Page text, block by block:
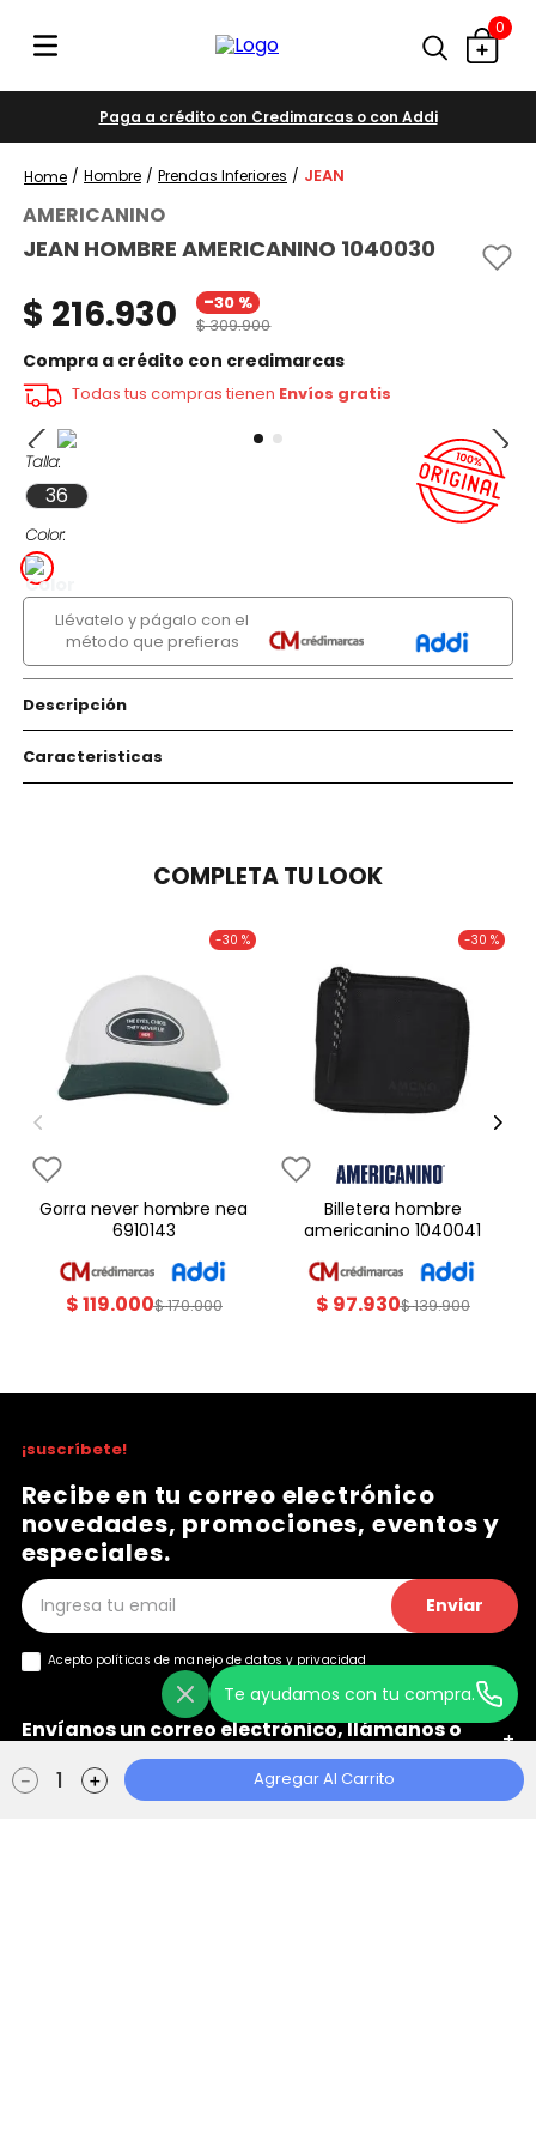
0
Paga a crédito con Credimarcas o con Addi
Hombre Prendas Inferiores JEAN
AMERICANINO
JEAN HOMBRE AMERICANINO 1040030
$ 216.930 -30 %
$309.900
Compra a crédito con credimarcas
Todas tus compras tienen Envíos gratis
Talla
36
Color
Llévatelo y págalo con el
método que prefieras
Descripción
Caracteristicas
＋
－ Agregar Al Carrito
COMPLETA TU LOOK
-30 %
gorra never hombre nea
6910143
$119.000$170.000
-30 %
billetera hombre
americanino 1040041
$ 97.930$139.900
Te ayudamos con tu compra.
¡suscríbete!
Recibe en tu correo electrónico
novedades, promociones, eventos y
especiales.
Enviar
Acepto políticas de manejo dedatos y privacidad
Envíanos un correo electrónico, llámanos o
+
Ayuda